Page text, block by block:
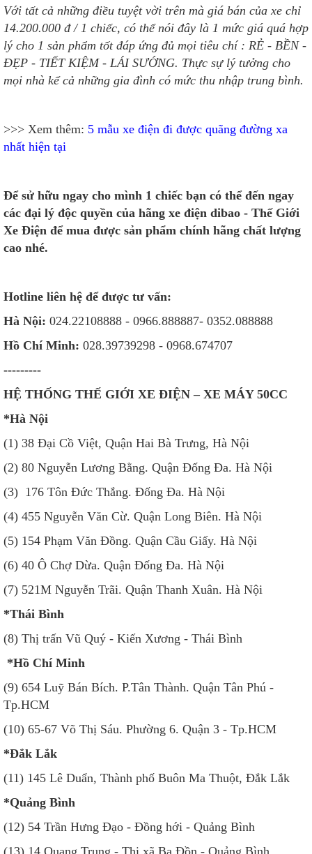
Với tất cả những điều tuyệt vời trên mà giá bán của xe chỉ
14.200.000 đ / 1 chiếc, có thể nói đây là 1 mức giá quá hợp
lý cho 1 sản phẩm tốt đáp ứng đủ mọi tiêu chí : RẺ - BỀN -
ĐẸP - TIẾT KIỆM - LÁI SƯỚNG. Thực sự lý tưởng cho
mọi nhà kể cả những gia đình có mức thu nhập trung bình.
>>> Xem thêm: 5 mẫu xe điện đi được quãng đường xa
nhất hiện tại
Để sử hữu ngay cho mình 1 chiếc bạn có thể đến ngay
các đại lý độc quyền của hãng xe điện dibao - Thế Giới
Xe Điện để mua được sản phẩm chính hãng chất lượng
cao nhé.
Hotline liên hệ để được tư vấn:
Hà Nội: 024.22108888 - 0966.888887- 0352.088888
Hồ Chí Minh: 028.39739298 - 0968.674707
---------
HỆ THỐNG THẾ GIỚI XE ĐIỆN – XE MÁY 50CC
*Hà Nội
(1) 38 Đại Cồ Việt, Quận Hai Bà Trưng, Hà Nội
(2) 80 Nguyễn Lương Bằng. Quận Đống Đa. Hà Nội
(3) 176 Tôn Đức Thắng. Đống Đa. Hà Nội
(4) 455 Nguyễn Văn Cừ. Quận Long Biên. Hà Nội
(5) 154 Phạm Văn Đồng. Quận Cầu Giấy. Hà Nội
(6) 40 Ô Chợ Dừa. Quận Đống Đa. Hà Nội
(7) 521M Nguyễn Trãi. Quận Thanh Xuân. Hà Nội
*Thái Bình
(8) Thị trấn Vũ Quý - Kiến Xương - Thái Bình
*Hồ Chí Minh
(9) 654 Luỹ Bán Bích. P.Tân Thành. Quận Tân Phú -
Tp.HCM
(10) 65-67 Võ Thị Sáu. Phường 6. Quận 3 - Tp.HCM
*Đắk Lắk
(11) 145 Lê Duẩn, Thành phố Buôn Ma Thuột, Đắk Lắk
*Quảng Bình
(12) 54 Trần Hưng Đạo - Đồng hới - Quảng Bình
(13) 14 Quang Trung - Thị xã Ba Đồn - Quảng Bình